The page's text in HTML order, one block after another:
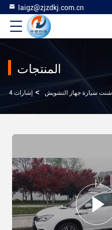
laigz@zjzdkj.com.cn
المنتجات
شنت سيارة جهاز التشويش >